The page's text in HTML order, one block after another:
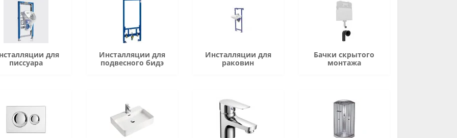
для
писсуара
Инсталляции для
подвесного бидэ
Инсталляции для
раковин
Бачки скрытого
монтажа